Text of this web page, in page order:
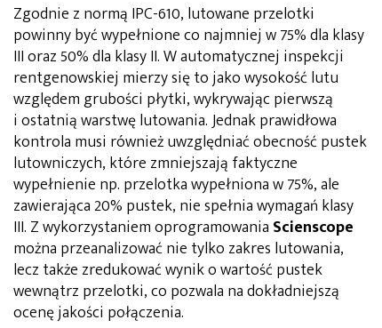
Zgodnie z normą IPC-610, lutowane przelotki
powinny być wypełnione co najmniej w 75% dla klasy
III oraz 50% dla klasy II. W automatycznej inspekcji
rentgenowskiej mierzy się to jako wysokość lutu
względem grubości płytki, wykrywając pierwszą
i ostatnią warstwę lutowania. Jednak prawidłowa
kontrola musi również uwzględniać obecność pustek
lutowniczych, które zmniejszają faktyczne
wypełnienie np. przelotka wypełniona w 75%, ale
zawierająca 20% pustek, nie spełnia wymagań klasy
III. Z wykorzystaniem oprogramowania Scienscope
można przeanalizować nie tylko zakres lutowania,
lecz także zredukować wynik o wartość pustek
wewnątrz przelotki, co pozwala na dokładniejszą
ocenę jakości połączenia.